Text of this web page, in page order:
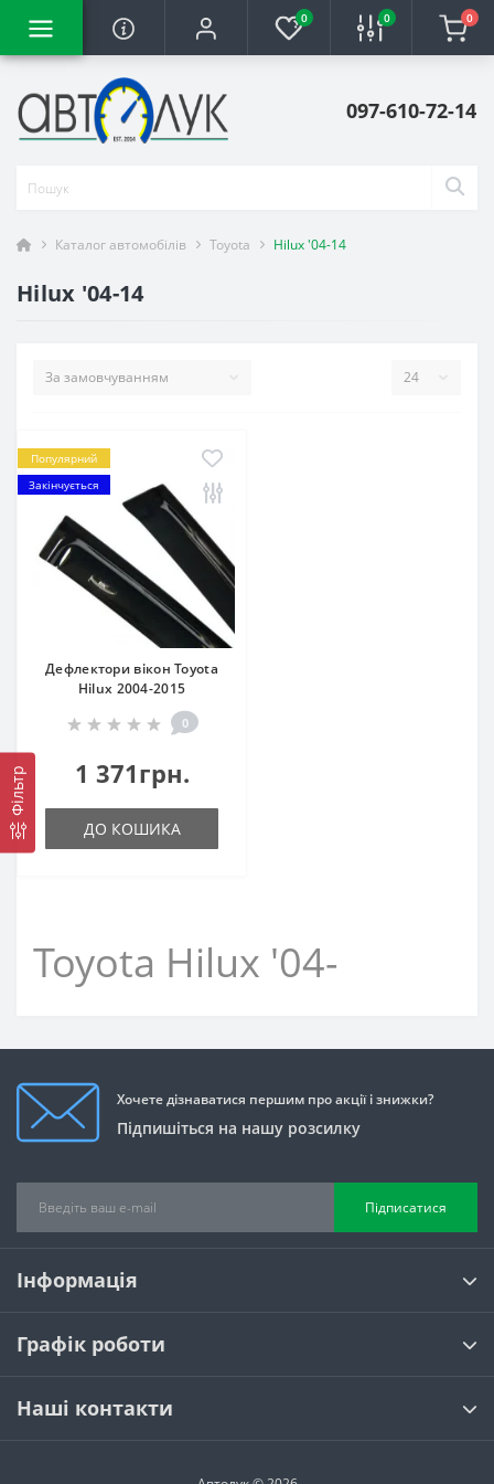
0 0 0
097-610-72-14
Каталог автомобілів Toyota Hilux '04-14
Hilux '04-14
Фільтр
Популярний
Закінчується
Дефлектори вікон Toyota
Hilux 2004-2015
0
1 371грн.
ДО КОШИКА
Toyota Hilux '04-
Хочете дізнаватися першим про акції і знижки?
Підпишіться на нашу розсилку
Підписатися
Інформація
Графік роботи
Наші контакти